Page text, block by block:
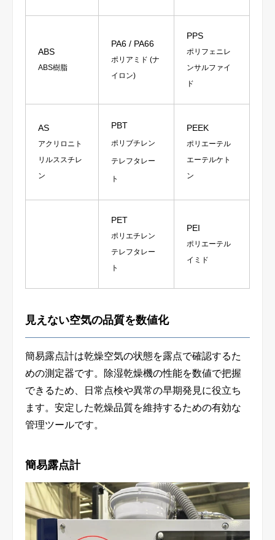
ABS
ABS樹脂
PA6 / PA66
ポリアミド (ナ
イロン)
PPS
ポリフェニレ
ンサルファイ
ド
AS
アクリロニト
リルススチレ
ン
PBT
ポリブチレン
テレフタレー
ト
PEEK
ポリエーテル
エーテルケト
ン
PET
ポリエチレン
テレフタレー
ト
PEI
ポリエーテル
イミド
見えない空気の品質を数値化
簡易露点計は乾燥空気の状態を露点で確認するた
めの測定器です。除湿乾燥機の性能を数値で把握
できるため、日常点検や異常の早期発見に役立ち
ます。安定した乾燥品質を維持するための有効な
管理ツールです。
簡易露点計